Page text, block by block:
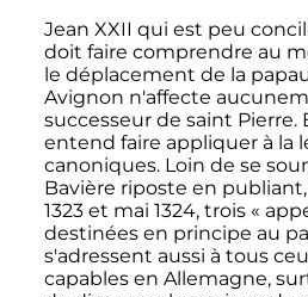
Jean XXII qui est peu
doit faire comprendre au
le déplacement de la
Avignon n'affecte
successeur de saint Pierre.
entend faire appliquer à la
canoniques. Loin de se
Bavière riposte en
1323et mai 1324, trois «
destinées en principe au
s'adressent aussi à tous
capables en Allemagne,